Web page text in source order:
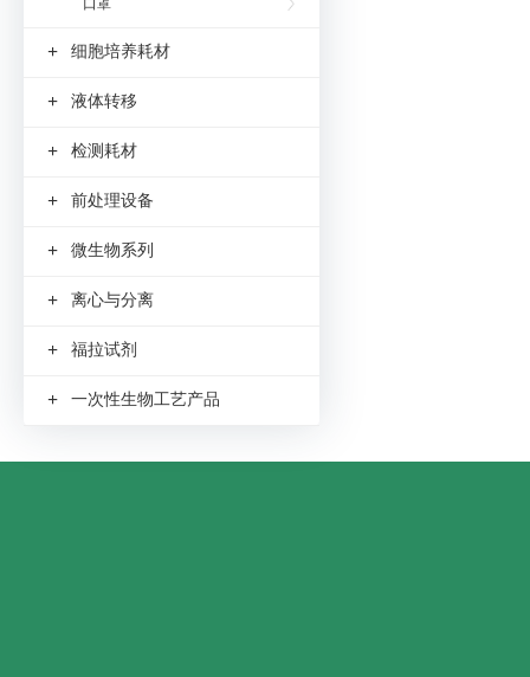
口罩
+ 细胞培养耗材
+ 液体转移
+ 检测耗材
+ 前处理设备
+ 微生物系列
+ 离心与分离
+ 福拉试剂
+ 一次性生物工艺产品